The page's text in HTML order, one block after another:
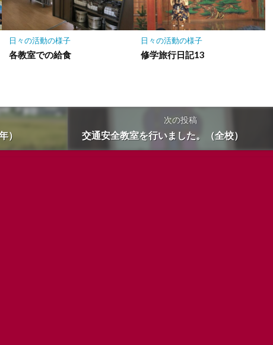
日々の活動の様子
各教室での給食
日々の活動の様子
修学旅行日記13
）
次の投稿
交通安全教室を行いました。（全校）